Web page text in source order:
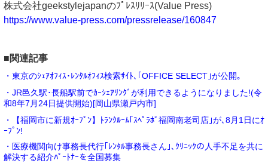
株式会社geekstylejapanのﾌﾟﾚｽﾘﾘｰｽ(Value Press)
https://www.value-press.com/pressrelease/160847
■関連記事
・東京のｼｪｱｵﾌｨｽ･ﾚﾝﾀﾙｵﾌｨｽ検索ｻｲﾄ､｢OFFICE SELECT｣が公開｡
・JR邑久駅･長船駅前でｶｰｼｪｱﾘﾝｸﾞが利用できるようになりました!(令
和8年7月24日提供開始)[岡山県瀬戸内市]
・【福岡市に新規ｵｰﾌﾟﾝ】ﾄﾗﾝｸﾙｰﾑ｢ｽﾍﾟﾗﾎﾞ福岡南老司店｣が､8月1日にｵ
ｰﾌﾟﾝ!
・医療機関向け事務長代行｢ﾚﾝﾀﾙ事務長さん｣､ｸﾘﾆｯｸの人手不足を共に
解決する紹介ﾊﾟｰﾄﾅｰを全国募集